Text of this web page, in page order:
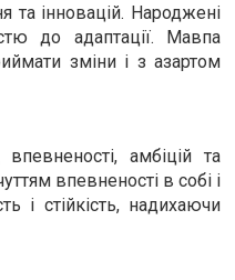
та інновацій. Народжені
до адаптації. Мавпа
зміни і з азартом
амбіцій та
впевненості в собі і
і стійкість, надихаючи